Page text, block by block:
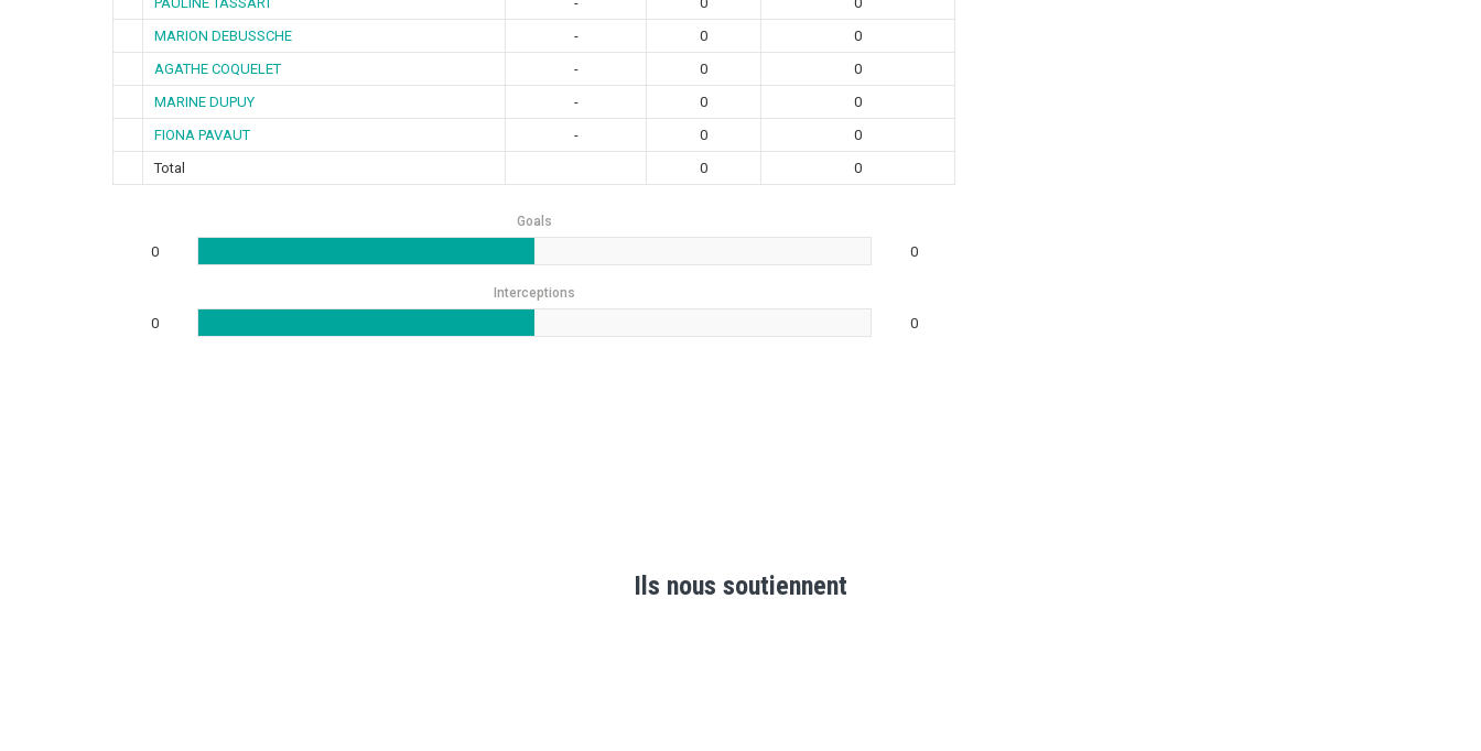
MARION DEBUSSCHE
- 0
0
AGATHE COQUELET
- 0
0
MARINE DUPUY
- 0
0
FIONA PAVAUT
- 0
0
Total
0 0
Goals
0 0
Interceptions
0 0
Ils nous soutiennent